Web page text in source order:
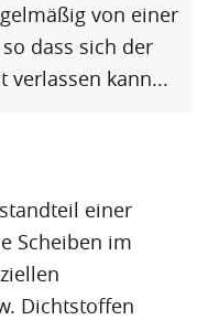
von einer
dass sich der
verlassen kann...
einer
Scheiben im
Dichtstoffen